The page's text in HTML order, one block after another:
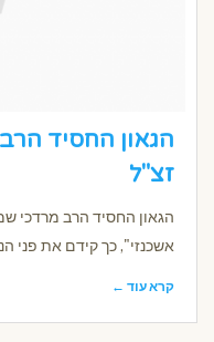
הגאון החסיד
זצ"ל
הגאון החסיד הרב מרדכי
אשכנזי", כך קידם את פני
קרא עוד ←